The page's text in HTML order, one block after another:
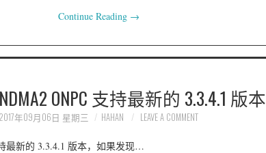
Continue Reading →
ONPC 支持最新的 3.3.4.1 版本
2017年09月06日 星期三 HAHAN LEAVE A COMMENT
最新的 3.3.4.1 版本，如果发现…